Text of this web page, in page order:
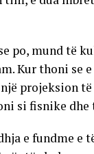
po, mund të
Kur thoni se
projeksion të
si fisnike
e fundme e